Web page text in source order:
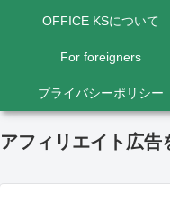
OFFICE KSについて
For foreigners
プライバシーポリシー
アフィリエイト広告